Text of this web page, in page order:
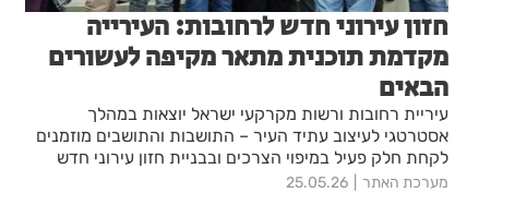
חזון עירוני חדש לרחובות: העירייה
מקדמת תוכנית מתאר מקיפה לעשורים
הבאים
עיריית רחובות ורשות מקרקעי ישראל יוצאות במהלך
אסטרטגי לעיצוב עתיד העיר – התושבות והתושבים מוזמנים
לקחת חלק פעיל במיפוי הצרכים ובבניית חזון עירוני חדש
מערכת האתר 25.05.26